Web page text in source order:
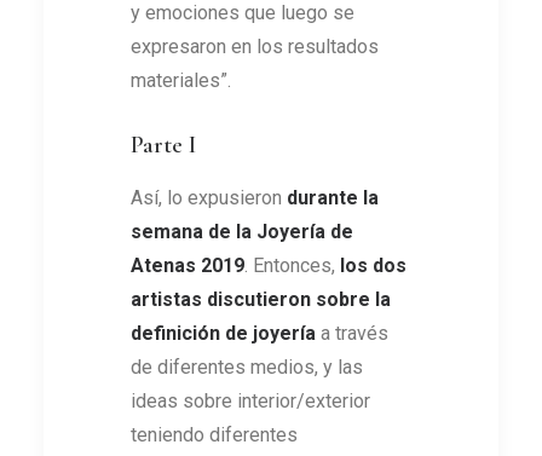
y emociones que luego se
expresaron en los resultados
materiales”.
Parte I
Así, lo expusieron durante la
semana de la Joyería de
Atenas 2019. Entonces, los dos
artistas discutieron sobre la
definición de joyería a través
de diferentes medios, y las
ideas sobre interior/exterior
teniendo diferentes